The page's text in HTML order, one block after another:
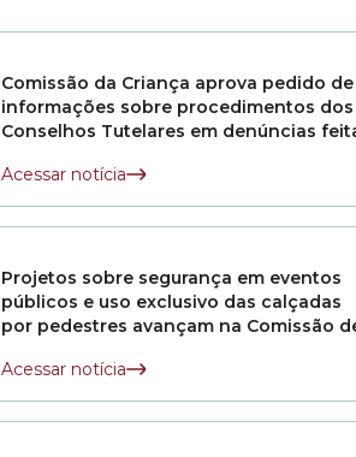
Em 2024, foi
votada da
seu propósito
mulheres e
Ana Carolina
suas histórias,
Comissão da Criança aprova pedido de
informações sobre procedimentos dos
Conselhos Tutelares em denúncias
Acessar notícia
Projetos sobre segurança em eventos
públicos e uso exclusivo das calçadas
por pedestres avançam na Comissão
Acessar notícia